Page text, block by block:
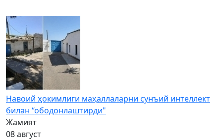
Навоий ҳокимлиги маҳаллаларни сунъий интеллект
билан “ободонлаштирди"
Жамият
08 август